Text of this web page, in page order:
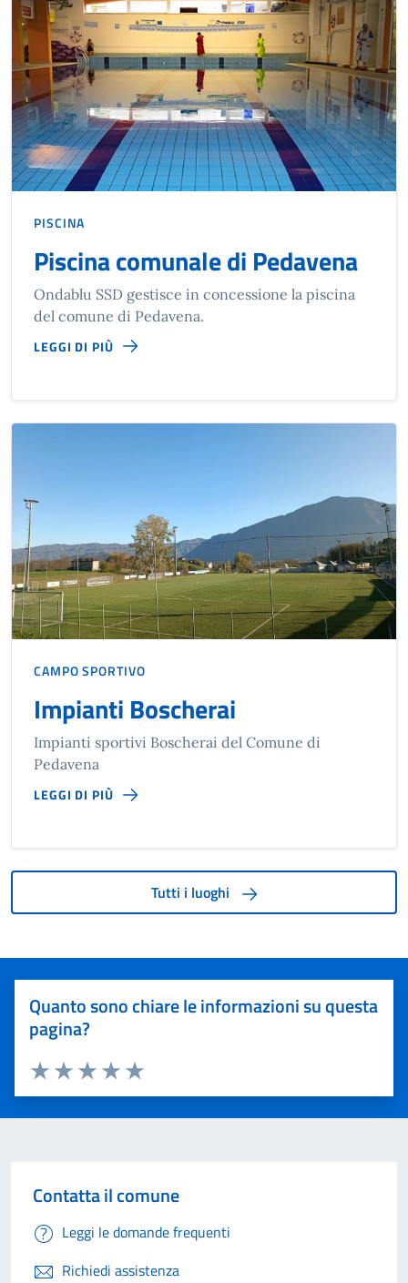
PISCINA
Piscina comunale di Pedavena
Ondablu SSD gestisce in concessione la piscina
del comune di Pedavena.
LEGGI DI PIÙ
CAMPO SPORTIVO
Impianti Boscherai
Impianti sportivi Boscherai del Comune di
Pedavena
LEGGI DI PIÙ
Tutti i luoghi
Quanto sono chiare le informazioni su questa
pagina?
Valuta 5 stelle su 5
Valuta 4 stelle su 5
Valuta 3 stelle su 5
Valuta 2 stelle su 5
Valuta 1 stelle su 5
Contatta il comune
Leggi le domande frequenti
Richiedi assistenza